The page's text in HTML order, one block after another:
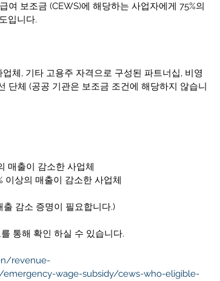
여 보조금 (CEWS)에 해당하는 사업자에게 75%의
입니다.
체, 기타 고용주 자격으로 구성된 파트너십, 비영
단체 (공공 기관은 보조금 조건에 해당하지 않습니
매출이 감소한 사업체
이상의 매출이 감소한 사업체
감소 증명이 필요합니다.)
통해 확인 하실 수 있습니다.
revenue-
wage-subsidy/cews-who-eligible-